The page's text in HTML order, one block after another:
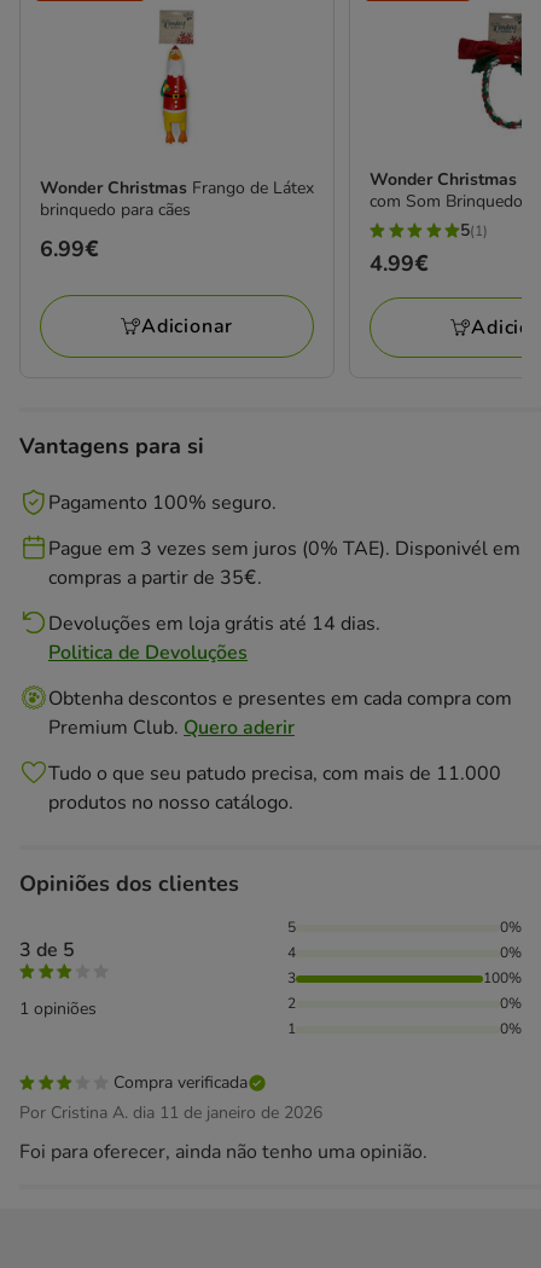
Wonder Christmas Frango de Látex
brinquedo para cães
Preço
6.99€
Adicionar
Wonder Christmas
com Som Brinquedo
5
estrelas
com
1
avaliações
5(1)
Preço
4.99€
4.99€
Vantagens para si
Pagamento 100% seguro.
Pague em 3 vezes sem juros (0% TAE). Disponivél em
compras a partir de 35€.
Devoluções em loja grátis até 14 dias.
Politica de Devoluções
Obtenha descontos e presentes em cada compra com
Premium Club. Quero aderir
Tudo o que seu patudo precisa, com mais de 11.000
produtos no nosso catálogo.
Opiniões dos clientes
3 de 5
1 opiniões
100% das pessoas avaliaram com 3 estrelas,
5
0%
4
0%
3
100%
2
0%
1
0%
Compra verificada
Por Cristina A. dia 11 de janeiro de 2026
Foi para oferecer, ainda não tenho uma opinião.